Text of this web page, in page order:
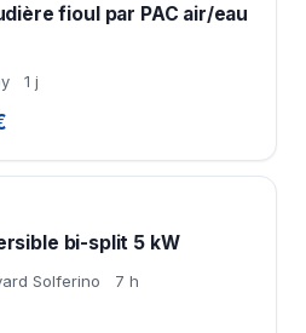
fioul par PAC air/eau
1 j
bi-split 5 kW
Solferino 7 h